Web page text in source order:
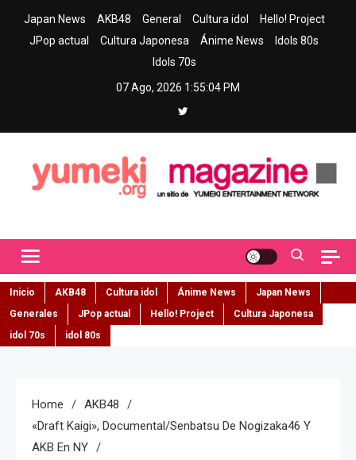
Japan News AKB48 General Cultura idol
Hello! Project
JPop actual
Cultura Japonesa Ánime News
Idols 80s
Idols 70s
07 Ago, 2026 1:55:05 PM
Inicio AKB48 Cultura idol Ánime News
Japan News
Generales
JPop actual Hello! Project
Cultura Japonesa
idol 70s
idol 80s
Home
AKB48
«Draft Kaigi», Documental/Senbatsu De Nogizaka46 Y
AKB En NY